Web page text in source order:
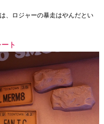
、ロジャーの暴走はやんだとい
ト